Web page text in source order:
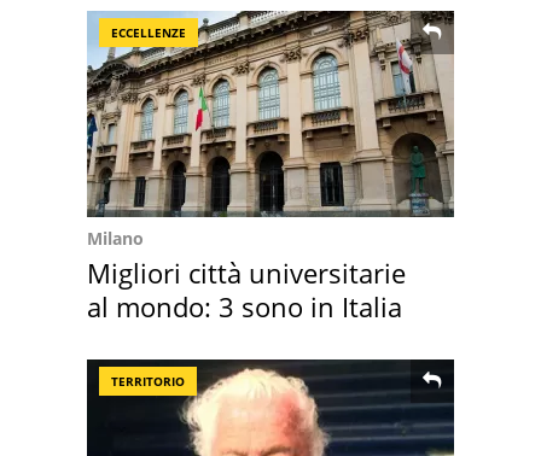
ECCELLENZE
Milano
Migliori città universitarie
al mondo: 3 sono in Italia
TERRITORIO